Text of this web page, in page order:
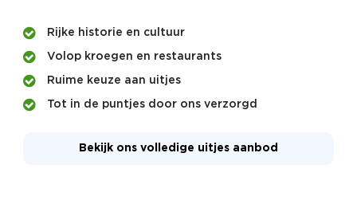
Rijke historie en cultuur
Volop kroegen en restaurants
Ruime keuze aan uitjes
Tot in de puntjes door ons verzorgd
Bekijk ons volledige uitjes aanbod